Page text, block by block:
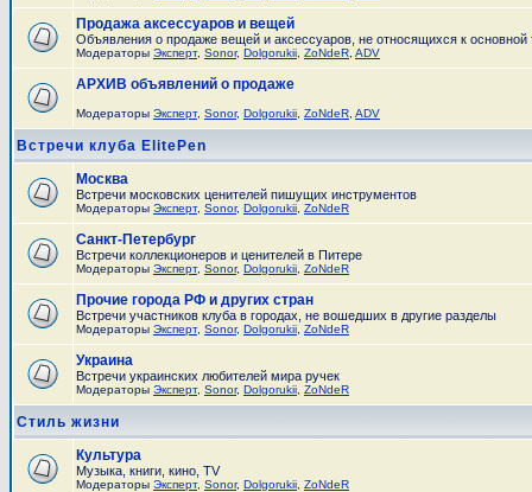
Продажа аксессуаров и вещей
Объявления о продаже вещей и аксессуаров, не относящихся к
Модераторы Эксперт, Sonor, Dolgorukii ZoNdeR ADV
АРХИВ объявлений о продаже
Модераторы Эксперт, Sonor, Dolgorukii ZoNdeR ADV
Встречи клуба ElitePen
Москва
Встречи московских ценителей пишущих инструментов
Модераторы Эксперт, Sonor, Dolgorukii ZoNdeR
Санкт-Петербург
Встречи коллекционеров и ценителей в Питере
Модераторы Эксперт, Sonor, Dolgorukii ZoNdeR
Прочие города РФ и других стран
Встречи участников клуба в городах, не вошедших в другие разделы
Модераторы Эксперт, Sonor, Dolgorukii ZoNdeR
Украина
Встречи украинских любителей мира ручек
Модераторы Эксперт, Sonor, Dolgorukii ZoNdeR
Стиль жизни
Культура
Музыка, книги, кино, TV
Модераторы Эксперт, Sonor, Dolgorukii ZoNdeR